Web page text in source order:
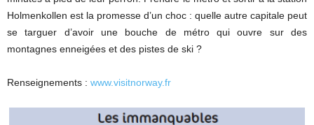
Holmenkollen est la promesse d’un choc : quelle autre capitale peut
se targuer d’avoir une bouche de métro qui ouvre sur des
montagnes enneigées et des pistes de ski ?
Renseignements : www.visitnorway.fr